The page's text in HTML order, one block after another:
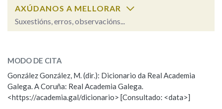
Pertence a
AXÚDANOS A MELLORAR
Suxestións, erros, observacións...
ESCOLLE UNHA OPCIÓN:
Observación Hai un erro na palabra
Propoño mellorar a definición
MODO DE CITA
González González, M. (dir.): Dicionario da Real Academia
Galega. A Coruña: Real Academia Galega.
<https://academia.gal/dicionario> [Consultado: <data>]